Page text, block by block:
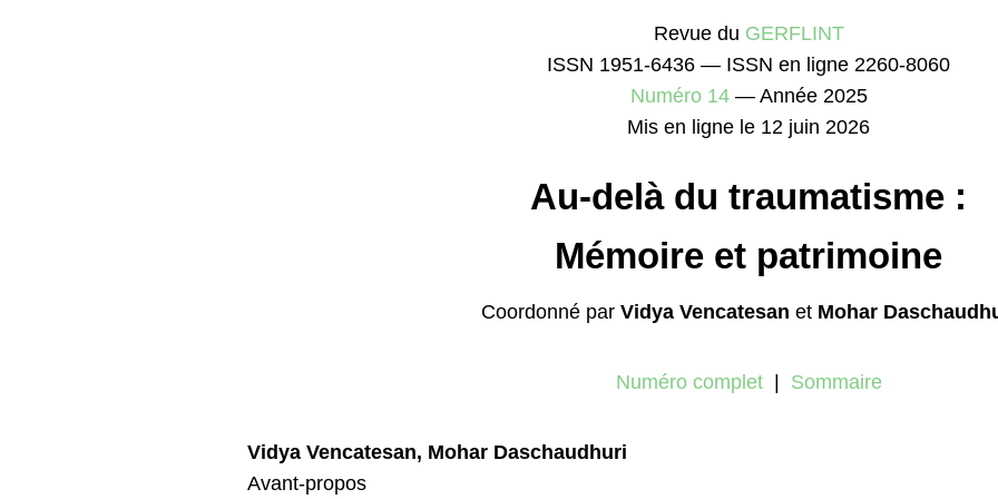
Revue du GERFLINT
ISSN 1951-6436 — ISSN en ligne 2260-8060
Numéro 14— Année 2025
Mis en ligne le 12 juin 2026
Au-delà du traumatisme :
Mémoire et patrimoine
Coordonné par Vidya Vencatesan et Mohar
Numéro complet| Sommaire
Vidya Vencatesan, Mohar Daschaudhuri
Avant-propos